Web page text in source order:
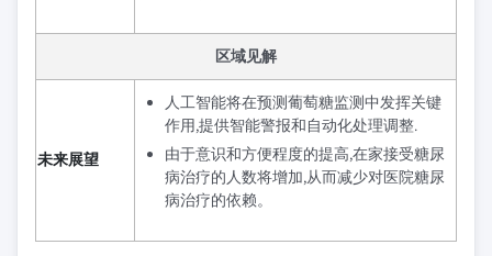
区域见解
未来展望
人工智能将在预测葡萄糖监测中发挥关键
作用,提供智能警报和自动化处理调整.
由于意识和方便程度的提高,在家接受糖尿
病治疗的人数将增加,从而减少对医院糖尿
病治疗的依赖。